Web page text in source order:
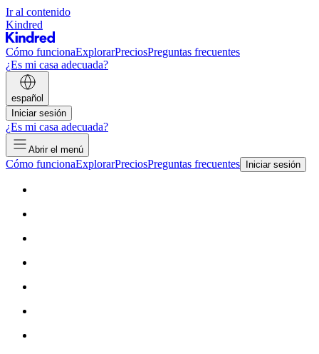
Ir al contenido
Kindred
Cómo funcionaExplorarPreciosPreguntas frecuentes
¿Es mi casa adecuada?
español
Iniciar sesión
¿Es mi casa adecuada?
Abrir el menú
Cómo funcionaExplorarPreciosPreguntas frecuentes Iniciar sesión